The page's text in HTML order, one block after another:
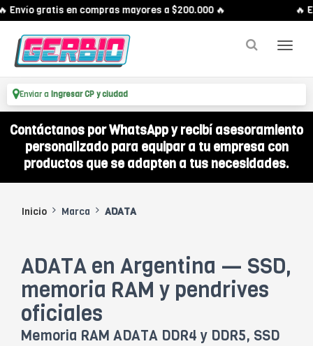
gratis en compras mayores a $200.000 🔥 🔥
Enviar a Ingresar CP y ciudad
Contáctanos por WhatsApp y recibí asesoramiento
personalizado para equipar a tu empresa con
productos que se adapten a tus necesidades.
Inicio Marca ADATA
ADATA en Argentina — SSD,
memoria RAM y pendrives
oficiales
Memoria RAM ADATA DDR4 y DDR5, SSD